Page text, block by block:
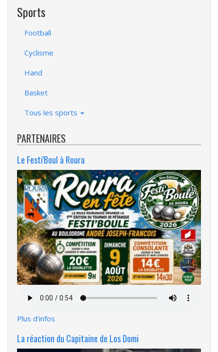
Sports
Football
Cyclisme
Hand
Basket
Tous les sports
PARTENAIRES
Le Festi'Boul à Roura
audio
Plus d'infos
La réaction du Capitaine de Los Domi